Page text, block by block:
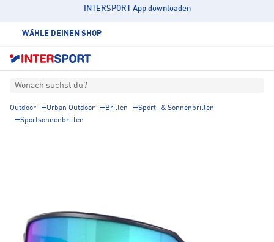
INTERSPORT App downloaden
WÄHLE DEINEN SHOP
Wonach suchst du?
Outdoor Urban Outdoor Brillen
Sport- & Sonnenbrillen
Sportsonnenbrillen